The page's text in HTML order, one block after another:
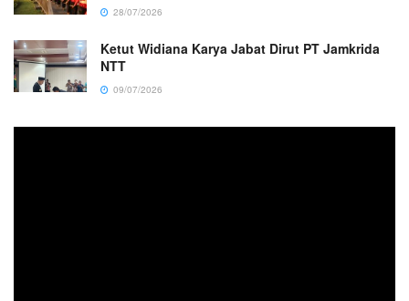
28/07/2026
Ketut Widiana Karya Jabat Dirut PT Jamkrida
NTT
09/07/2026